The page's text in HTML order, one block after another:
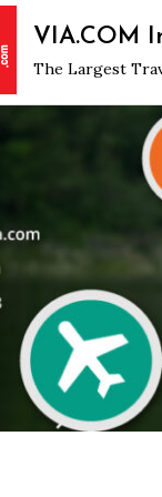
VIA.COM
The Largest